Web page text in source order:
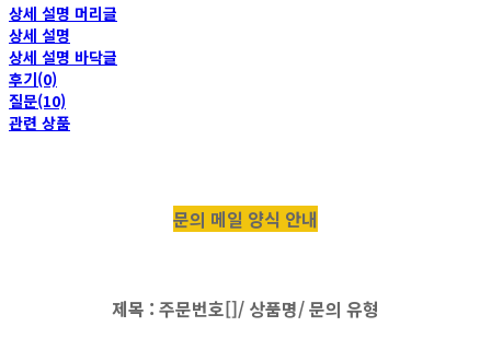
상세 설명 머리글
상세 설명
상세 설명 바닥글
후기(0)
질문(10)
관련 상품
문의 메일 양식 안내
제목 : 주문번호[]/ 상품명/ 문의 유형